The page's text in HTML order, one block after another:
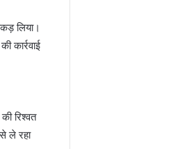
लिया।
कार्रवाई
रिश्वत
ले रहा